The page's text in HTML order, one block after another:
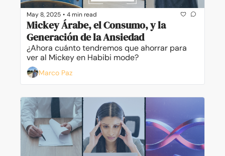
May 8, 2025 • 4 min read
Mickey Árabe, el Consumo, y la
Generación de la Ansiedad
¿Ahora cuánto tendremos que ahorrar para
ver al Mickey en Habibi mode?
Marco Paz